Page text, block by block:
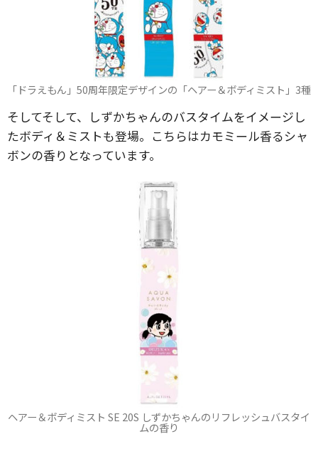
「ドラえもん」50周年限定デザインの「ヘアー＆ボディミスト」3種
そしてそして、しずかちゃんのバスタイムをイメージし
たボディ＆ミストも登場。こちらはカモミール香るシャ
ボンの香りとなっています。
ヘアー＆ボディミスト SE 20S しずかちゃんのリフレッシュバスタイ
ムの香り